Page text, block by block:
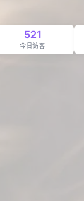
521
今日访客